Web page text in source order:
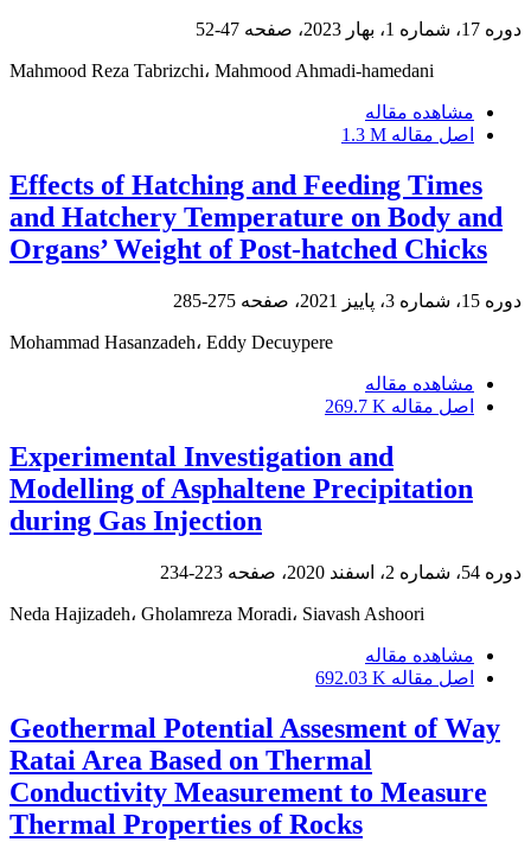
دوره 17، شماره 1، بهار 2023، صفحه 47-52
Mahmood Reza Tabrizchi، Mahmood Ahmadi-hamedani
مشاهده مقاله
اصل مقاله 1.3 M
Effects of Hatching and Feeding Times
and Hatchery Temperature on Body and
Organs’ Weight of Post-hatched Chicks
دوره 15، شماره 3، پاییز 2021، صفحه 275-285
Mohammad Hasanzadeh، Eddy Decuypere
مشاهده مقاله
اصل مقاله 269.7 K
Experimental Investigation and
Modelling of Asphaltene Precipitation
during Gas Injection
دوره 54، شماره 2، اسفند 2020، صفحه 223-234
Neda Hajizadeh، Gholamreza Moradi، Siavash Ashoori
مشاهده مقاله
اصل مقاله 692.03 K
Geothermal Potential Assesment of Way
Ratai Area Based on Thermal
Conductivity Measurement to Measure
Thermal Properties of Rocks